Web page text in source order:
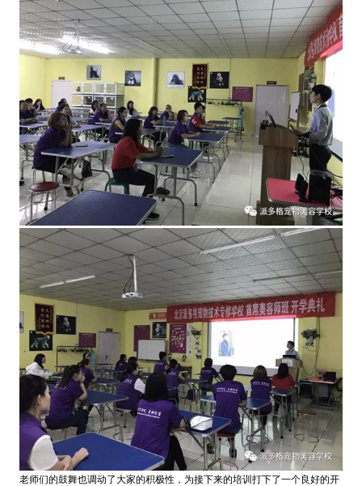
老师们的鼓舞也调动了大家的积极性，为接下来的培训打下了一个良好的开